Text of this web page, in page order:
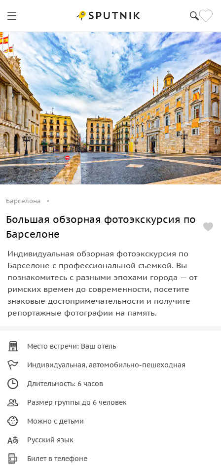
Барселона
Большая обзорная фотоэкскурсия по
Барселоне
Индивидуальная обзорная фотоэкскурсия по
Барселоне с профессиональной съемкой. Вы
познакомитесь с разными эпохами города — от
римских времен до современности, посетите
знаковые достопримечательности и получите
репортажные фотографии на память.
Место встречи: Ваш отель
Индивидуальная, автомобильно-пешеходная
Длительность: 6 часов
Размер группы до 6 человек
Можно с детьми
Русский язык
Билет в телефоне